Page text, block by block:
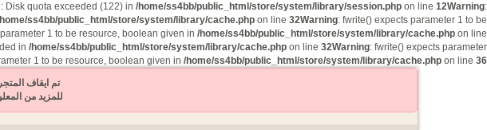
Disk quota exceeded (122) in /home/ss4bb/public_html/store/system/library/session.php on line 12Warning:
ss4bb/public_html/store/system/library/cache.php on line 32Warning: fwrite() expects parameter 1 to be
1 to be resource, boolean given in /home/ss4bb/public_html/store/system/library/cache.php on line
in /home/ss4bb/public_html/store/system/library/cache.php on line 32Warning: fwrite() expects parameter
1 to be resource, boolean given in /home/ss4bb/public_html/store/system/library/cache.php on line 36
تم ايقاف
للمزيد من